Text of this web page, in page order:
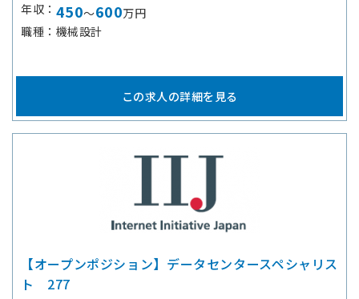
年収
450～600万円
職種
機械設計
この求人の詳細を見る
【オープンポジション】データセンタースペシャリス
ト 277